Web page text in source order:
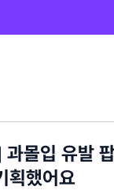
몰입 유발
획했어요